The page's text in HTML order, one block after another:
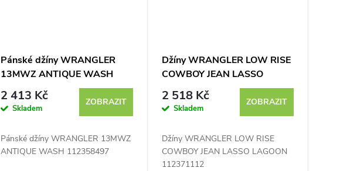
Pánské džíny WRANGLER
13MWZ ANTIQUE WASH
112358497 - výprodej
2 413 Kč
Skladem
ZOBRAZIT
Pánské džíny WRANGLER 13MWZ
ANTIQUE WASH 112358497
Džíny WRANGLER LOW RISE
COWBOY JEAN LASSO
LAGOON 112371112 -
výprodej
2 518 Kč
Skladem
ZOBRAZIT
Džíny WRANGLER LOW RISE
COWBOY JEAN LASSO LAGOON
112371112